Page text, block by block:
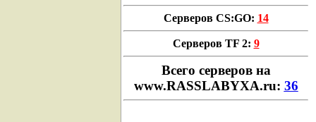
Серверов CS:GO: 14
Серверов TF 2: 9
Всего cерверов на
www.RASSLABYXA.ru: 36